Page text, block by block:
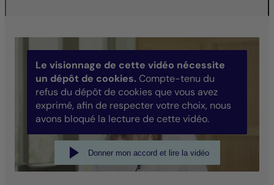
Le visionnage de cette vidéo nécessite
un dépôt de cookies. Compte-tenu du
refus du dépôt de cookies que vous avez
exprimé, afin de respecter votre choix, nous
avons bloqué la lecture de cette vidéo.
Donner mon accord et lire la vidéo